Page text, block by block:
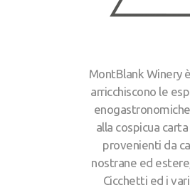
MontBlank Winery
arricchiscono le
alla cospicua carta
provenienti da
nostrane ed
Cicchetti ed i